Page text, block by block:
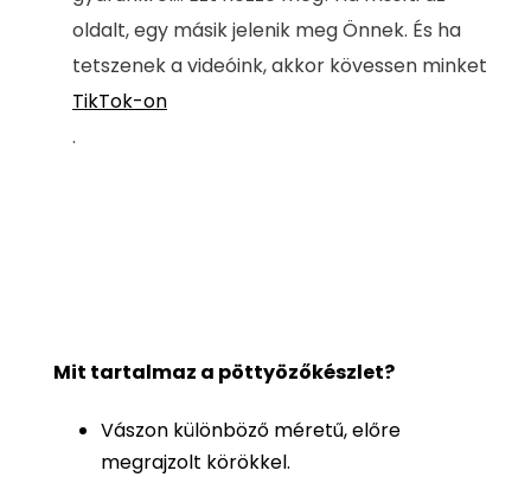
oldalt, egy másik jelenik meg Önnek. És ha
tetszenek a videóink, akkor kövessen minket
TikTok-on
.
Mit tartalmaz a pöttyözőkészlet?
Vászon különböző méretű, előre
megrajzolt körökkel.